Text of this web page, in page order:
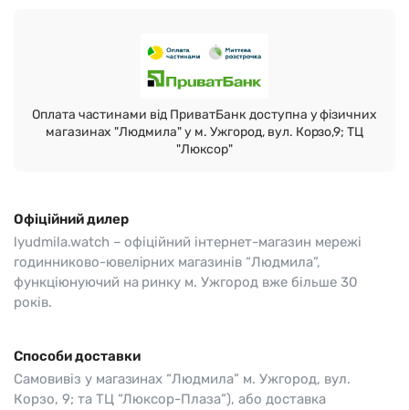
Оплата частинами від ПриватБанк доступна у фізичних
магазинах "Людмила" у м. Ужгород, вул. Корзо,9; ТЦ
"Люксор"
Офіційний дилер
lyudmila.watch – офіційний інтернет-магазин мережі
годинниково-ювелірних магазинів “Людмила”,
функціюнуючий на ринку м. Ужгород вже більше 30
років.
Способи доставки
Самовивіз у магазинах “Людмила” м. Ужгород, вул.
Корзо, 9; та ТЦ “Люксор-Плаза”), або доставка